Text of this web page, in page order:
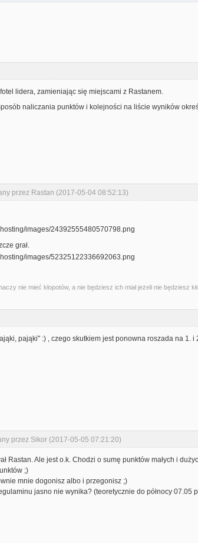
lidera, zamieniając się miejscami z Rastanem.
naliczania punktów i kolejności na liście wyników
przez Rastan (2017-05-04 08:52:13)
grał.
nie mieć kłopotów, a nie będziesz ich miał jeżeli nie będziesz
pająki" :) , czego skutkiem jest ponowna roszada na 1. i
przez Sikor (2017-05-05 07:21:20)
Rastan. Ale jest o.k. Chodzi o sumę punktów małych i
;)
mnie dogonisz albo i przegonisz ;)
jasno nie wynika? (teoretycznie do północy 07.05